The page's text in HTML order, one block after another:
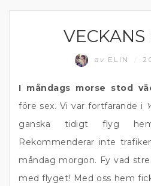
VECKANS
av ELIN
I måndags morse stod
före sex. Vi var fortfarande i
ganska tidigt flyg
Rekommenderar inte
måndag morgon. Fy vad
med flyget! Med oss hem